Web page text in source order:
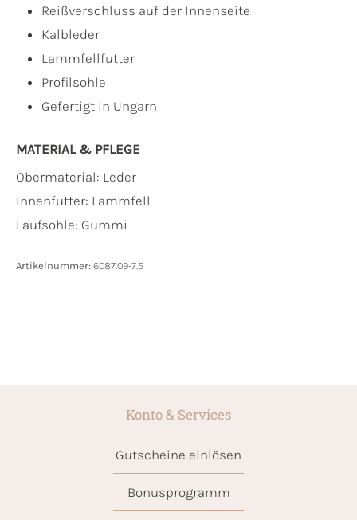
Reißverschluss auf der Innenseite
Kalbleder
Lammfellfutter
Profilsohle
Gefertigt in Ungarn
MATERIAL & PFLEGE
Obermaterial: Leder
Innenfutter: Lammfell
Laufsohle: Gummi
Artikelnummer: 6087.09-7.5
Konto & Services
Gutscheine einlösen
Bonusprogramm